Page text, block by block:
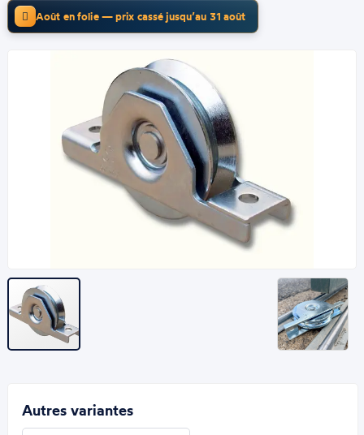
Août en folie — prix cassé jusqu’au 31 août
Autres variantes